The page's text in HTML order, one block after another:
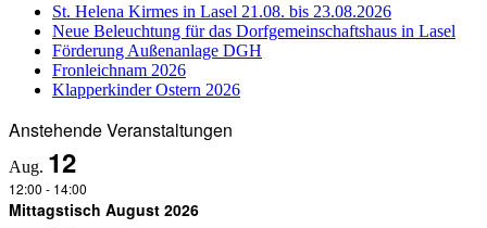
St. Helena Kirmes in Lasel 21.08. bis 23.08.2026
Neue Beleuchtung für das Dorfgemeinschaftshaus in Lasel
Förderung Außenanlage DGH
Fronleichnam 2026
Klapperkinder Ostern 2026
Anstehende Veranstaltungen
Aug. 12
12:00 - 14:00
Mittagstisch August 2026